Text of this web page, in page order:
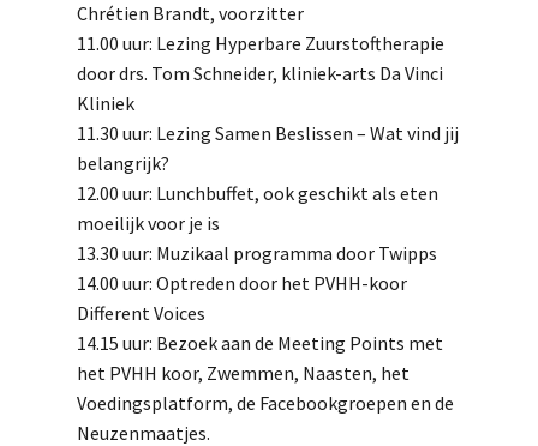
Chrétien Brandt, voorzitter
11.00 uur: Lezing Hyperbare Zuurstoftherapie
door drs. Tom Schneider, kliniek-arts Da Vinci
Kliniek
11.30 uur: Lezing Samen Beslissen – Wat vind jij
belangrijk?
12.00 uur: Lunchbuffet, ook geschikt als eten
moeilijk voor je is
13.30 uur: Muzikaal programma door Twipps
14.00 uur: Optreden door het PVHH-koor
Different Voices
14.15 uur: Bezoek aan de Meeting Points met
het PVHH koor, Zwemmen, Naasten, het
Voedingsplatform, de Facebookgroepen en de
Neuzenmaatjes.